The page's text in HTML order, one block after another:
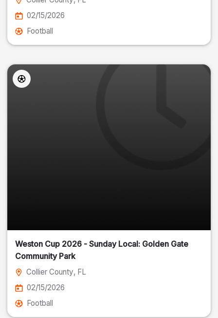
02/15/2026
Football
Weston Cup 2026 - Sunday Local: Golden Gate
Community Park
Collier County, FL
02/15/2026
Football